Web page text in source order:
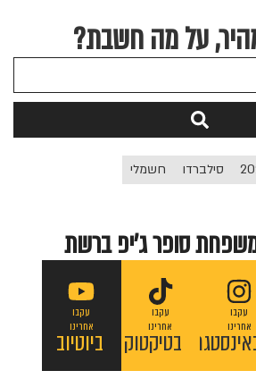
על מה חשבת?
סילברדו חשמלי
סופר ג'יפ ברשת
עקבו
אחרינו
עקבו
אחרינו
ביוטיוב
עקבו
אחרינו
בטיקטוק